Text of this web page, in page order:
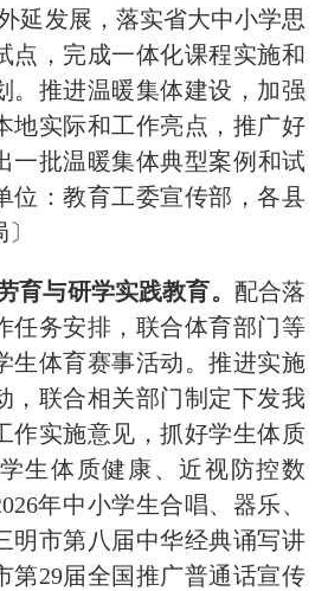
延发展， 落实省大中小学思
点，完成一体化课程实施和
。推进温暖集体建设， 加强
地实际和工作亮点，推广好
一批温暖集体典型案例 和试
位：教育工委宣传部，各县
育与研学实践教育。 配合落
任务安排 ，联合体育部门等
生体育赛事活动。推进实施
，联合相关部门制定下发我
作实施意见，抓好学生体质
生体质健康、近视防控数
年中小学生合唱、器乐、
明市第八届中华经典诵写讲
第29届全国推广普通话宣传